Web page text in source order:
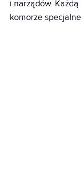
i narządów.
komorze